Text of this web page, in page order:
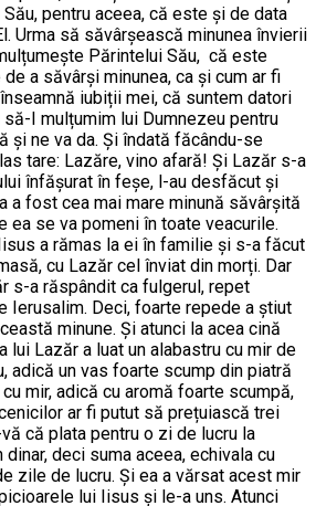
pentru aceea, că este și de data
Urma să săvârșească minunea învierii
Părintelui Său, că este
a săvârși minunea, ca și cum ar fi
iubiții mei, că suntem datori
I mulțumim lui Dumnezeu pentru
și ne va da. Și îndată făcându-se
tare: Lazăre, vino afară! Și Lazăr s-a
înfășurat în feșe, l-au desfăcut și
a fost cea mai mare minună săvârșită
ea se va pomeni în toate veacurile.
a rămas la ei în familie și s-a făcut
cu Lazăr cel înviat din morți. Dar
s-a răspândit ca fulgerul, repet
Ierusalim. Deci, foarte repede a știut
minune. Și atunci la acea cină
lui Lazăr a luat un alabastru cu mir de
adică un vas foarte scump din piatră
mir, adică cu aromă foarte scumpă,
ar fi putut să prețuiască trei
că plata pentru o zi de lucru la
dinar, deci suma aceea, echivala cu
zile de lucru. Și ea a vărsat acest mir
lui Iisus și le-a uns. Atunci